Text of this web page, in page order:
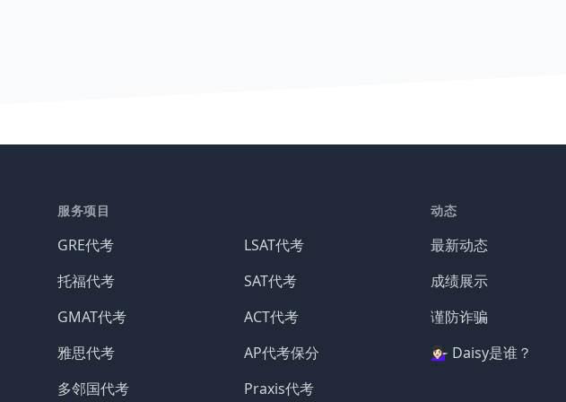
服务项目
GRE代考
托福代考
GMAT代考
雅思代考
多邻国代考
LSAT代考
SAT代考
ACT代考
AP代考保分
Praxis代考
动态
最新动态
成绩展示
谨防诈骗
💁🏻‍♀️ Daisy是谁？